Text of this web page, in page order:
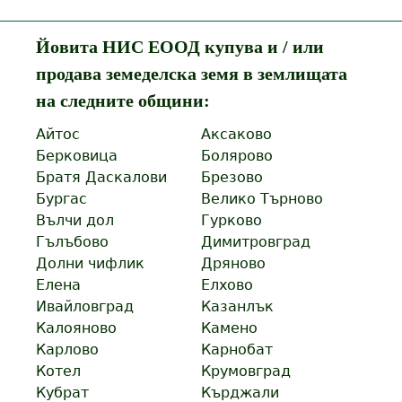
Йовита НИС ЕООД купува и / или
продава земеделска земя в землищата
на следните общини:
Айтос
Аксаково
Берковица
Болярово
Братя Даскалови
Брезово
Бургас
Велико Търново
Вълчи дол
Гурково
Гълъбово
Димитровград
Долни чифлик
Дряново
Елена
Елхово
Ивайловград
Казанлък
Калояново
Камено
Карлово
Карнобат
Котел
Крумовград
Кубрат
Кърджали